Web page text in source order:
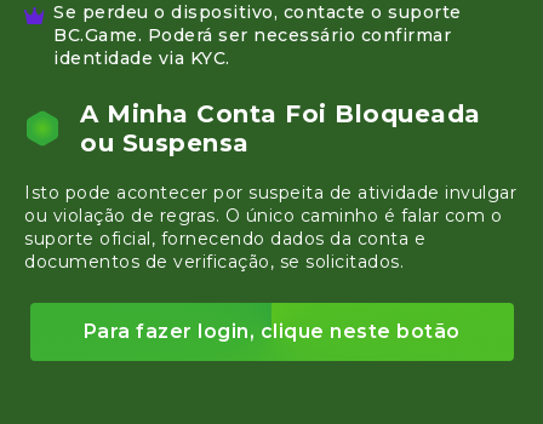
Se perdeu o dispositivo, contacte o suporte
BC.Game. Poderá ser necessário confirmar
identidade via KYC.
A Minha Conta Foi Bloqueada
ou Suspensa
Isto pode acontecer por suspeita de atividade invulgar
ou violação de regras. O único caminho é falar com o
suporte oficial, fornecendo dados da conta e
documentos de verificação, se solicitados.
Para fazer login, clique neste botão